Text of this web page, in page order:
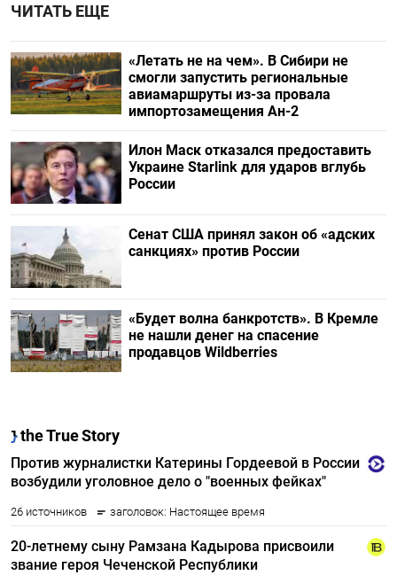
ЧИТАТЬ ЕЩЕ
«Летать не на чем». В Сибири не
смогли запустить региональные
авиамаршруты из-за провала
импортозамещения Ан-2
Илон Маск отказался предоставить
Украине Starlink для ударов вглубь
России
Сенат США принял закон об «адских
санкциях» против России
«Будет волна банкротств». В Кремле
не нашли денег на спасение
продавцов Wildberries